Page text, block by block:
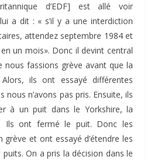
d’EDF] est allé voir
a dit : « s’il y a une interdiction
attendez septembre 1984 et
un mois». Donc il devint central
nous fassions grève avant que la
ils ont essayé différentes
nous n’avons pas pris. Ensuite, ils
à un puit dans le Yorkshire, la
Ils ont fermé le puit. Donc les
et ont essayé d’étendre les
On a pris la décision dans le